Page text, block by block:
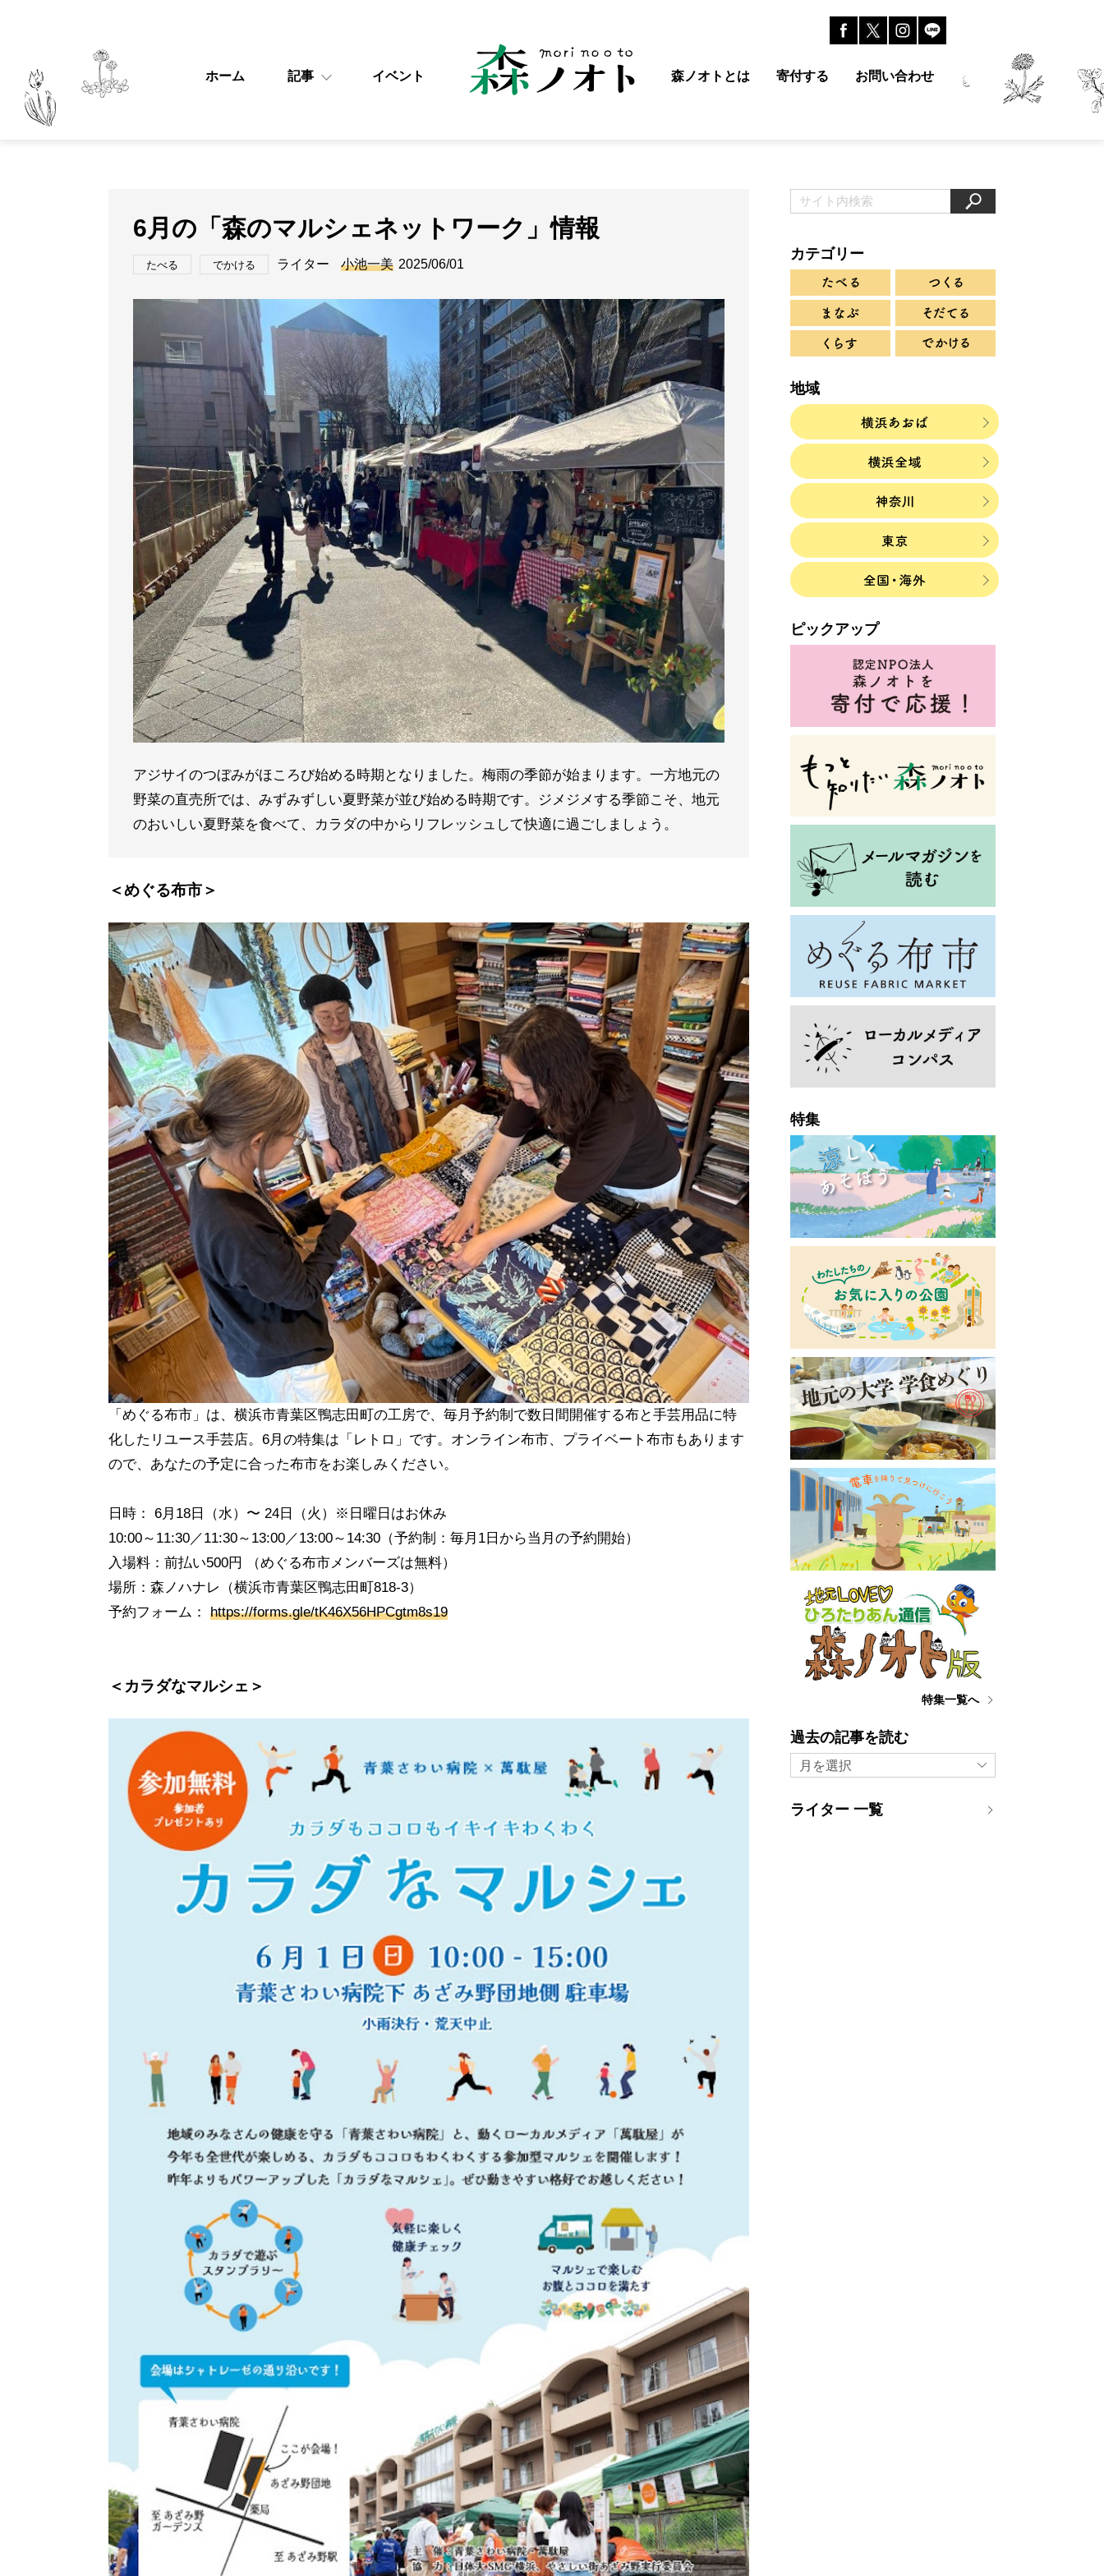
ホーム 記事 イベント 森ノオトとは 寄付する お問い合わせ
6月の「森のマルシェネットワーク」情報
たべる でかける ライター 小池一美 2025/06/01
アジサイのつぼみがほころび始める時期となりました。梅雨の季節が始まります。一方地元の
野菜の直売所では、みずみずしい夏野菜が並び始める時期です。ジメジメする季節こそ、地元
のおいしい夏野菜を食べて、カラダの中からリフレッシュして快適に過ごしましょう。
＜めぐる布市＞
「めぐる布市」は、横浜市青葉区鴨志田町の工房で、毎月予約制で数日間開催する布と手芸用品に特
化したリユース手芸店。6月の特集は「レトロ」です。オンライン布市、プライベート布市もあります
ので、あなたの予定に合った布市をお楽しみください。
日時： 6月18日（水）〜 24日（火）※日曜日はお休み
10:00～11:30／11:30～13:00／13:00～14:30（予約制：毎月1日から当月の予約開始）
入場料：前払い500円 （めぐる布市メンバーズは無料）
場所：森ノハナレ（横浜市青葉区鴨志田町818-3）
予約フォーム： https://forms.gle/tK46X56HPCgtm8s19
＜カラダなマルシェ＞
カテゴリー
地域
ピックアップ
特集
特集一覧へ
過去の記事を読む
月を選択
ライター 一覧